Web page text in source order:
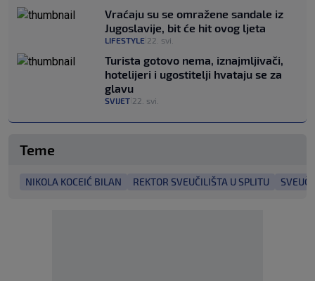
Vraćaju su se omražene sandale iz
Jugoslavije, bit će hit ovog ljeta
LIFESTYLE 22. svi.
Turista gotovo nema, iznajmljivači,
hotelijeri i ugostitelji hvataju se za
glavu
SVIJET 22. svi.
Teme
NIKOLA KOCEIĆ BILAN REKTOR SVEUČILIŠTA U SPLITU